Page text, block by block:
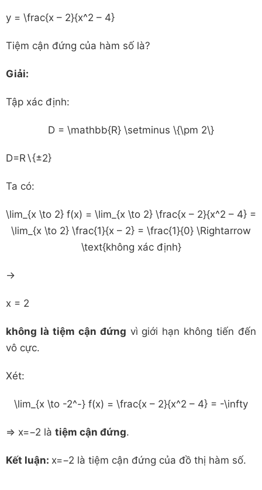
y = \frac{x – 2}{x^2 – 4}
Tiệm cận đứng của hàm số là?
Giải:
Tập xác định:
D = \mathbb{R} \setminus \{\pm 2\}
D=R ∖{±2}
Ta có:
\lim_{x \to 2} f(x) = \lim_{x \to 2} \frac{x – 2}{x^2 – 4} =
\lim_{x \to 2} \frac{1}{x – 2} = \frac{1}{0} \Rightarrow
\text{không xác định}
→
x = 2
không là tiệm cận đứng vì giới hạn không tiến đến
vô cực.
Xét:
\lim_{x \to -2^-} f(x) = \frac{x – 2}{x^2 – 4} = -\infty
⇒ x=−2 là tiệm cận đứng.
Kết luận: x=−2 là tiệm cận đứng của đồ thị hàm số.